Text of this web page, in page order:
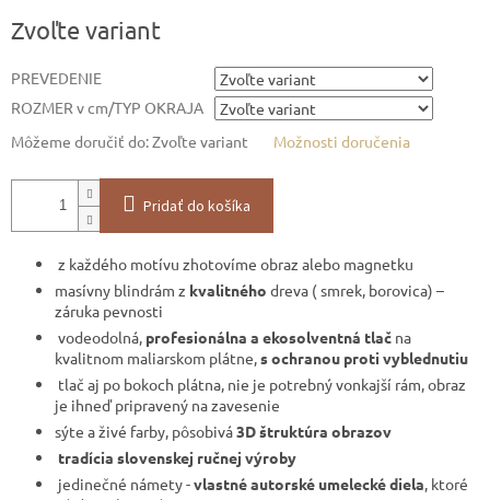
cena:
Zvoľte variant
PREVEDENIE
ROZMER v cm/TYP OKRAJA
Môžeme doručiť do:Zvoľte variant Možnosti doručenia
Pridať do košíka
z každého motívu zhotovíme obraz alebo magnetku
masívny blindrám z kvalitného dreva ( smrek, borovica) –
záruka pevnosti
vodeodolná, profesionálna a ekosolventná tlač na
kvalitnom maliarskom plátne,s ochranou proti vyblednutiu
tlač aj po bokoch plátna, nie je potrebný vonkajší rám, obraz
je ihneď pripravený na zavesenie
sýte a živé farby, pôsobivá3D štruktúra obrazov
tradícia slovenskej ručnej výroby
jedinečné námety -vlastné autorské umelecké diela, ktoré